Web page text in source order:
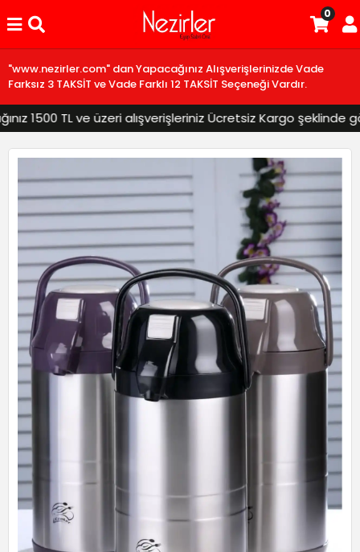
"www.nezirler.com" dan Yapacağınız Alışverişlerinizde Vade
Farksız 3 TAKSİT ve Vade Farklı 12 TAKSİT Seçeneği Vardır.
1500 TL ve üzeri alışverişleriniz Ücretsiz Kargo şeklinde
0